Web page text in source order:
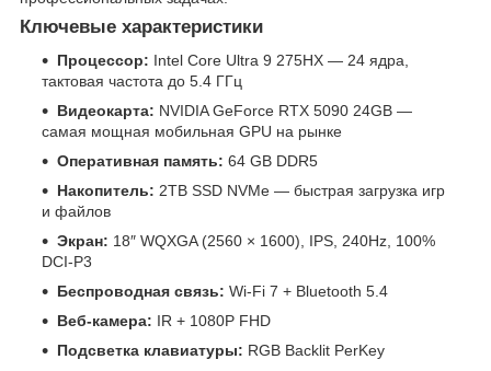
Ключевые характеристики
Процессор: Intel Core Ultra 9 275HX — 24 ядра,
тактовая частота до 5.4 ГГц
Видеокарта: NVIDIA GeForce RTX 5090 24GB —
самая мощная мобильная GPU на рынке
Оперативная память: 64 GB DDR5
Накопитель: 2TB SSD NVMe — быстрая загрузка игр
и файлов
Экран: 18″ WQXGA (2560 × 1600), IPS, 240Hz, 100%
DCI-P3
Беспроводная связь: Wi-Fi 7 + Bluetooth 5.4
Веб-камера: IR + 1080P FHD
Подсветка клавиатуры: RGB Backlit PerKey